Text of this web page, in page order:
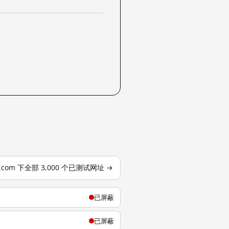
下全部 3,000 个已测试网址 →
已屏蔽
已屏蔽